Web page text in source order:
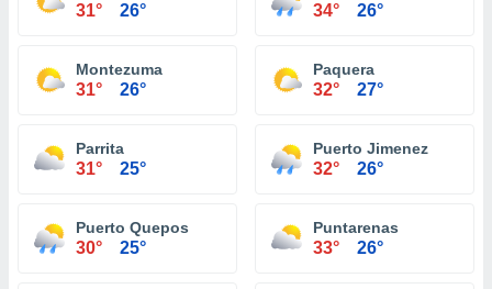
31° 26° 34° 26°
Montezuma
31° 26°
Paquera
32° 27°
Parrita
31° 25°
Puerto Jimenez
32° 26°
Puerto Quepos
30° 25°
Puntarenas
33° 26°